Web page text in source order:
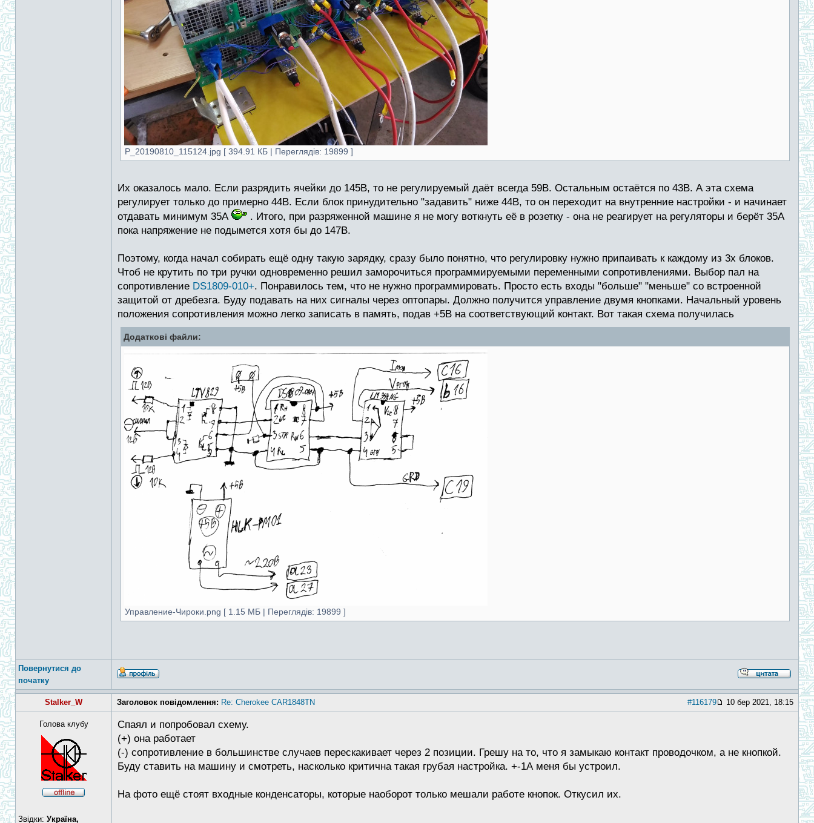
P_20190810_115124.jpg [ 394.91 КБ | Переглядів: 19899 ]
Их оказалось мало. Если разрядить ячейки до 145В, то не регулируемый даёт всегда 59В. Остальным остаётся по 43В. А эта схема
регулирует только до примерно 44В. Если блок принудительно "задавить" ниже 44В, то он переходит на внутренние настройки - и начинает
отдавать минимум 35А
. Итого, при разряженной машине я не могу воткнуть её в розетку - она не реагирует на регуляторы и берёт 35А
пока напряжение не подымется хотя бы до 147В.
Поэтому, когда начал собирать ещё одну такую зарядку, сразу было понятно, что регулировку нужно припаивать к каждому из 3х блоков.
Чтоб не крутить по три ручки одновременно решил заморочиться программируемыми переменными сопротивлениями. Выбор пал на
сопротивление DS1809-010+. Понравилось тем, что не нужно программировать. Просто есть входы "больше" "меньше" со встроенной
защитой от дребезга. Буду подавать на них сигналы через оптопары. Должно получится управление двумя кнопками. Начальный уровень
положения сопротивления можно легко записать в память, подав +5В на соответствующий контакт. Вот такая схема получилась
Додаткові файли:
Управление-Чироки.png [ 1.15 МБ | Переглядів: 19899 ]
Повернутися до
початку
Stalker_W Заголовок повідомлення: Re: Cherokee CAR1848TN #116179 10 бер 2021, 18:15
Голова клубу
Звідки: Україна,
Спаял и попробовал схему.
(+) она работает
(-) сопротивление в большинстве случаев перескакивает через 2 позиции. Грешу на то, что я замыкаю контакт проводочком, а не кнопкой.
Буду ставить на машину и смотреть, насколько критична такая грубая настройка. +-1А меня бы устроил.
На фото ещё стоят входные конденсаторы, которые наоборот только мешали работе кнопок. Откусил их.